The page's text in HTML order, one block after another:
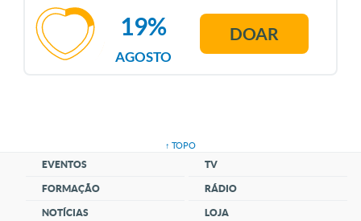
AGOSTO
19% DOAR
↑ TOPO
EVENTOS
FORMAÇÃO
NOTÍCIAS
TV
RÁDIO
LOJA